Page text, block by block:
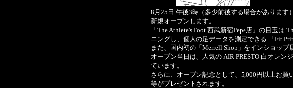
8月25日 午後3時（多少前後する場合があります
新規オープンします。
「The Athlete's Foot 西武新宿Pepe店」の目玉は
ニングし、個人の足データを測定できる 「Fit
また、国内初の「Merrell Shop」をインショップ
オープン当日は、人気の AIR PRESTO 白オレン
ています。
さらに、オープン記念として、5,000円以上お買
等がプレゼントされます。